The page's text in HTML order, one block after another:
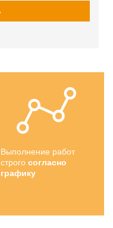
Выполнение работ
строго согласно
графику